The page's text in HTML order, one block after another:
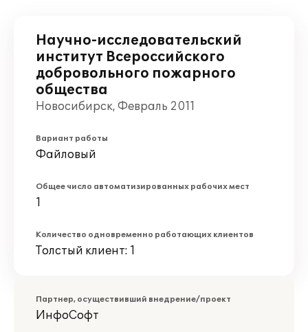
Научно-исследовательский
институт Всероссийского
добровольного пожарного
общества
Новосибирск, Февраль 2011
Вариант работы
Файловый
Общее число автоматизированных рабочих мест
1
Количество одновременно работающих клиентов
Толстый клиент: 1
Партнер, осуществивший внедрение/проект
ИнфоСофт